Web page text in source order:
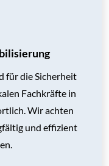
für die Sicherheit
Fachkräfte in
Wir achten
und effizient